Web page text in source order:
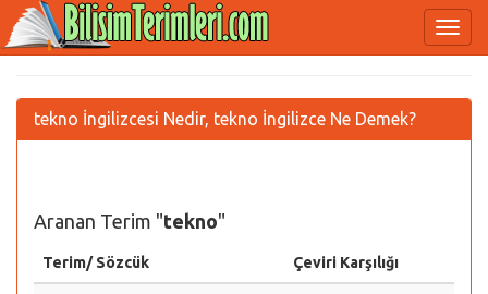
tekno İngilizcesi Nedir, tekno İngilizce Ne Demek?
Aranan Terim "tekno"
Terim/ Sözcük Çeviri Karşılığı